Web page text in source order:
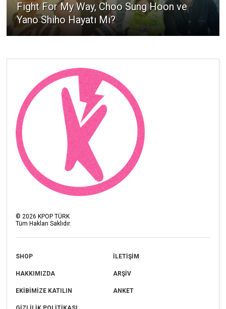
Fight For My Way, Choo Sung Hoon ve
Yano Shiho Hayatı Mı?
©2026 KPOP TÜRK
Tüm Hakları Saklıdır.
SHOP İLETİŞİM
HAKKIMIZDA ARŞİV
EKİBİMİZE KATILIN ANKET